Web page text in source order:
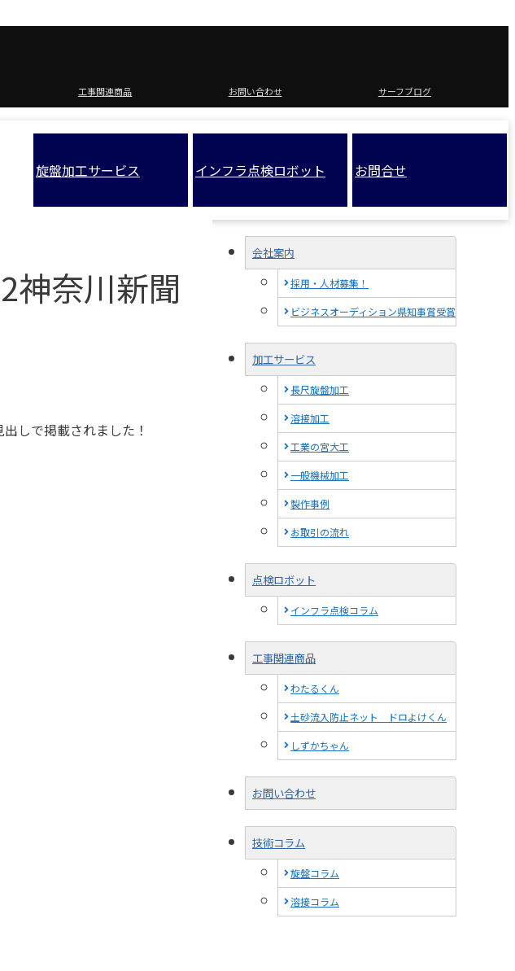
工事関連商品 お問い合わせ サーフブログ
旋盤加工サービス インフラ点検ロボット お問合せ
奈川新聞
出しで掲載されました！
会社案内
採用・人材募集！
ビジネスオーディション県知事賞受賞
加工サービス
長尺旋盤加工
溶接加工
工業の宮大工
一般機械加工
製作事例
お取引の流れ
点検ロボット
インフラ点検コラム
工事関連商品
わたるくん
土砂流入防止ネット ドロよけくん
しずかちゃん
お問い合わせ
技術コラム
旋盤コラム
溶接コラム